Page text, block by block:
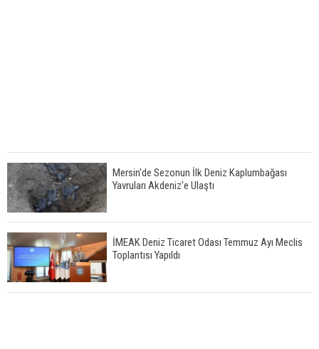
Mersin'de Sezonun İlk Deniz Kaplumbağası
Yavruları Akdeniz'e Ulaştı
İMEAK Deniz Ticaret Odası Temmuz Ayı Meclis
Toplantısı Yapıldı